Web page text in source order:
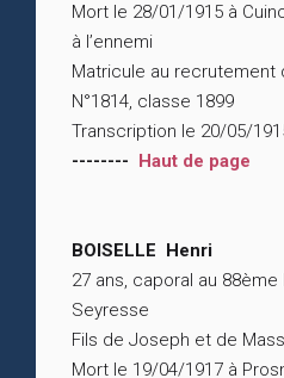
Mort le 28/01/1915 à
à l’ennemi
Matricule au recrutement
N°1814, classe 1899
Transcription le 20/05/
-------- Haut de page
BOISELLE Henri
27 ans, caporal au 88ème
Seyresse
Fils de Joseph et de
Mort le 19/04/1917 à